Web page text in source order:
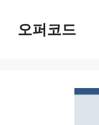
오퍼코드